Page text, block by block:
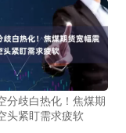
分歧白热化！焦煤期
头紧盯需求疲软